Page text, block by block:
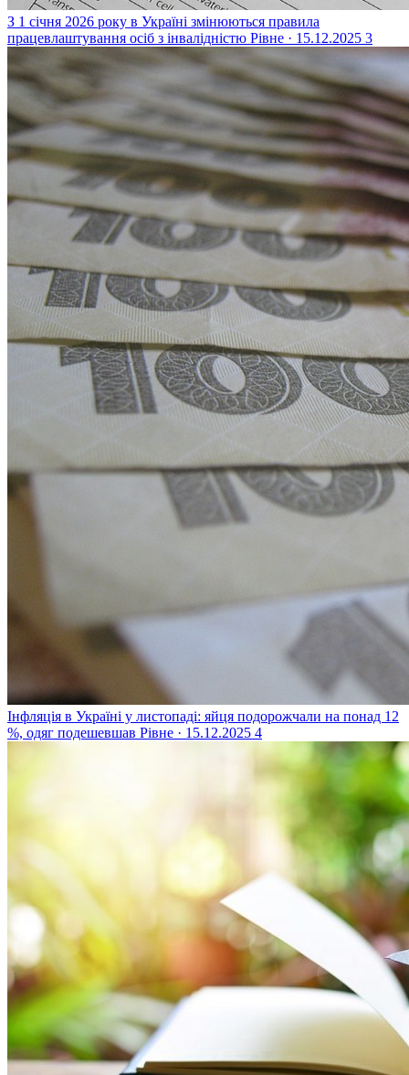
З 1 січня 2026 року в Україні змінюються правила
працевлаштування осіб з інвалідністю Рівне · 15.12.2025 3
Інфляція в Україні у листопаді: яйця подорожчали на понад 12
%, одяг подешевшав Рівне · 15.12.2025 4